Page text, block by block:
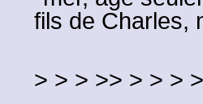
fils de Charles,
> > > >> > > >